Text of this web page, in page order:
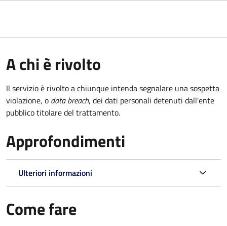
A chi è rivolto
Il servizio è rivolto a chiunque intenda segnalare una sospetta
violazione, o data breach, dei dati personali detenuti dall'ente
pubblico titolare del trattamento.
Approfondimenti
Ulteriori informazioni
Come fare